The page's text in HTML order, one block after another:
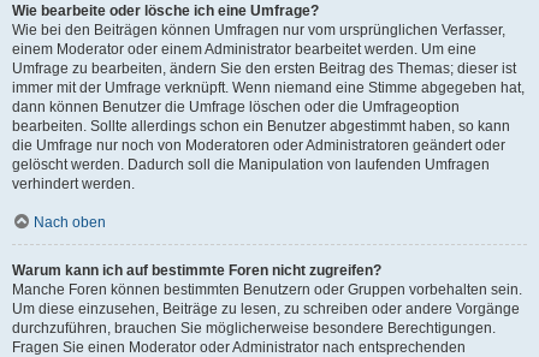
Wie bearbeite oder lösche ich eine Umfrage?
Wie bei den Beiträgen können Umfragen nur vom ursprünglichen Verfasser,
einem Moderator oder einem Administrator bearbeitet werden. Um eine
Umfrage zu bearbeiten, ändern Sie den ersten Beitrag des Themas; dieser ist
immer mit der Umfrage verknüpft. Wenn niemand eine Stimme abgegeben hat,
dann können Benutzer die Umfrage löschen oder die Umfrageoption
bearbeiten. Sollte allerdings schon ein Benutzer abgestimmt haben, so kann
die Umfrage nur noch von Moderatoren oder Administratoren geändert oder
gelöscht werden. Dadurch soll die Manipulation von laufenden Umfragen
verhindert werden.
Nach oben
Warum kann ich auf bestimmte Foren nicht zugreifen?
Manche Foren können bestimmten Benutzern oder Gruppen vorbehalten sein.
Um diese einzusehen, Beiträge zu lesen, zu schreiben oder andere Vorgänge
durchzuführen, brauchen Sie möglicherweise besondere Berechtigungen.
Fragen Sie einen Moderator oder Administrator nach entsprechenden